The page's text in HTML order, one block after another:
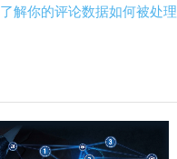
了解你的评论数据如何被处理